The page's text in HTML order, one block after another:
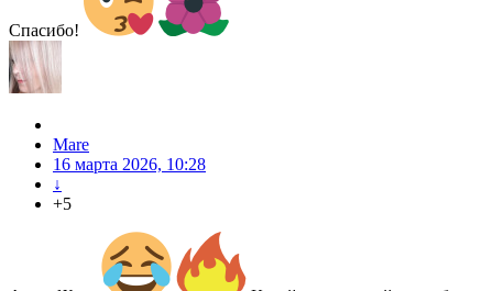
Спасибо!
Mare
16 марта 2026, 10:28
↓
+5